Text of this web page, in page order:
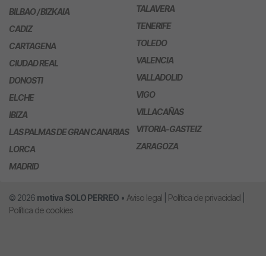
BILBAO / BIZKAIA
CADIZ
CARTAGENA
CIUDAD REAL
DONOSTI
ELCHE
IBIZA
LAS PALMAS DE GRAN CANARIAS
LORCA
MADRID
TALAVERA
TENERIFE
TOLEDO
VALENCIA
VALLADOLID
VIGO
VILLACAÑAS
VITORIA-GASTEIZ
ZARAGOZA
© 2026 motiva SOLO PERREO • Aviso legal Política de privacidad
Política de cookies